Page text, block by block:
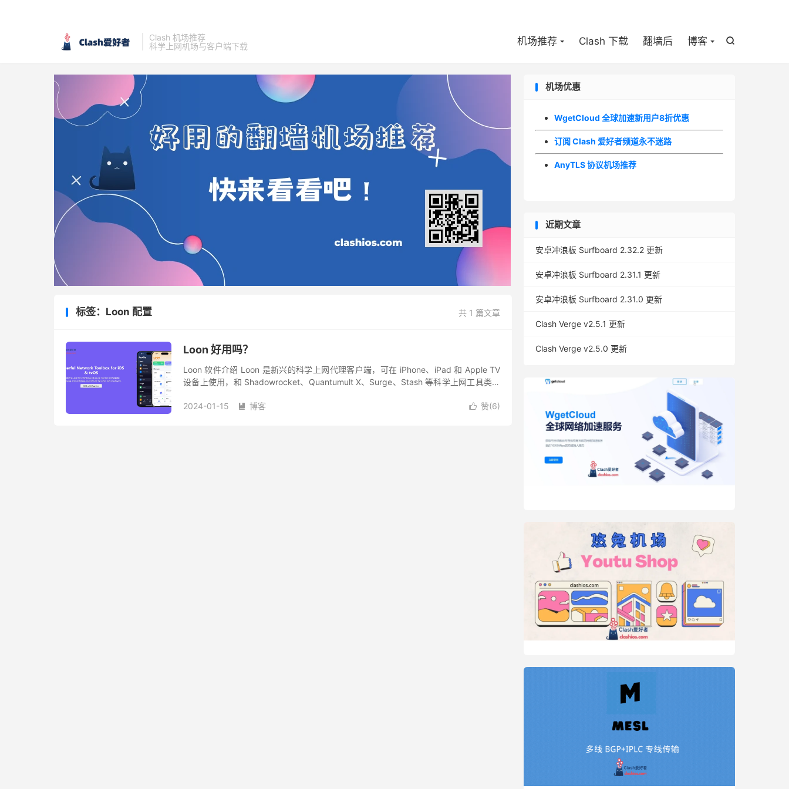
Clash 机场推荐
科学上网机场与客户端下载

机场推荐 Clash 下载 翻墙后 博客
共 1 篇文章
标签：Loon 配置
Loon 好用吗？
Loon 软件介绍 Loon 是新兴的科学上网代理客户端，可在 iPhone、iPad 和 Apple TV
设备上使用，和 Shadowrocket、Quantumult X、Surge、Stash 等科学上网工具类软
 赞(6)
2024-01-15  博客
机场优惠
WgetCloud 全球加速新用户8折优惠
订阅 Clash 爱好者频道永不迷路
AnyTLS 协议机场推荐
近期文章
安卓冲浪板 Surfboard 2.32.2 更新
安卓冲浪板 Surfboard 2.31.1 更新
安卓冲浪板 Surfboard 2.31.0 更新
Clash Verge v2.5.1 更新
Clash Verge v2.5.0 更新